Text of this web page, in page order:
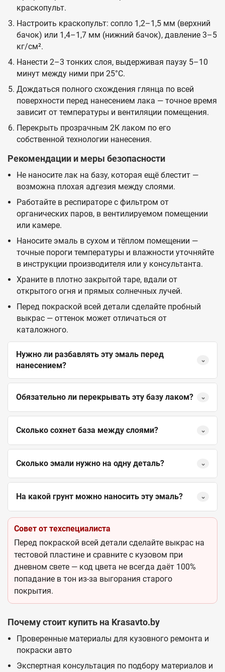
краскопульт.
Настроить краскопульт: сопло 1,2–1,5 мм (верхний
бачок) или 1,4–1,7 мм (нижний бачок), давление 3–5
кг/см².
Нанести 2–3 тонких слоя, выдерживая паузу 5–10
минут между ними при 25°C.
Дождаться полного схождения глянца по всей
поверхности перед нанесением лака — точное время
зависит от температуры и вентиляции помещения.
Перекрыть прозрачным 2К лаком по его
собственной технологии нанесения.
Рекомендации и меры безопасности
Не наносите лак на базу, которая ещё блестит —
возможна плохая адгезия между слоями.
Работайте в респираторе с фильтром от
органических паров, в вентилируемом помещении
или камере.
Наносите эмаль в сухом и тёплом помещении —
точные пороги температуры и влажности уточняйте
в инструкции производителя или у консультанта.
Храните в плотно закрытой таре, вдали от
открытого огня и прямых солнечных лучей.
Перед покраской всей детали сделайте пробный
выкрас — оттенок может отличаться от
каталожного.
Нужно ли разбавлять эту эмаль перед
нанесением?
⌄
Обязательно ли перекрывать эту базу лаком? ⌄
Сколько сохнет база между слоями? ⌄
Сколько эмали нужно на одну деталь? ⌄
На какой грунт можно наносить эту эмаль? ⌄
Совет от техспециалиста
Перед покраской всей детали сделайте выкрас на
тестовой пластине и сравните с кузовом при
дневном свете — код цвета не всегда даёт 100%
попадание в тон из-за выгорания старого
покрытия.
Почему стоит купить на Krasavto.by
Проверенные материалы для кузовного ремонта и
покраски авто
Экспертная консультация по подбору материалов и